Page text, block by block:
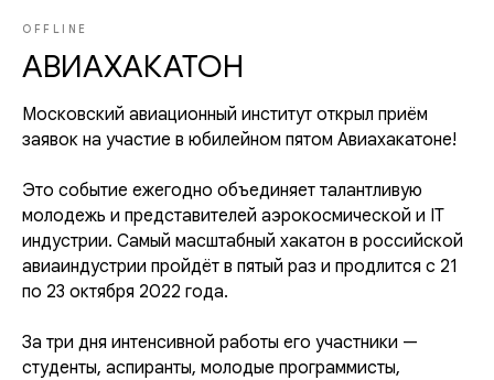
OFFLINE
АВИАХАКАТОН
Московский авиационный институт открыл приём
заявок на участие в юбилейном пятом Авиахакатоне!
Это событие ежегодно объединяет талантливую
молодежь и представителей аэрокосмической и IT
индустрии. Самый масштабный хакатон в российской
авиаиндустрии пройдёт в пятый раз и продлится с 21
по 23 октября 2022 года.
За три дня интенсивной работы его участники —
студенты, аспиранты, молодые программисты,